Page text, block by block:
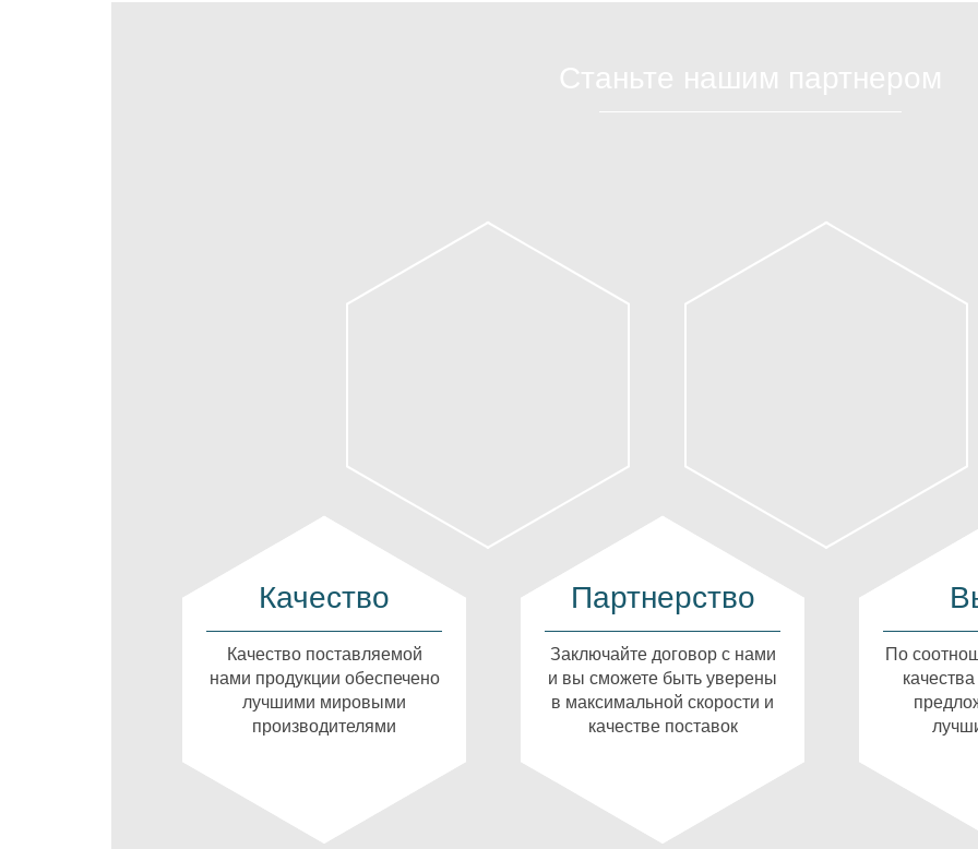
Качество
Качество поставляемой
нами продукции обеспечено
лучшими мировыми
производителями
Партнерство
Заключайте договор с нами
и вы сможете быть уверены
в максимальной скорости и
качестве поставок
По